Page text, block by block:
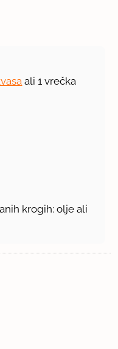
ali 1 vrečka
krogih: olje ali